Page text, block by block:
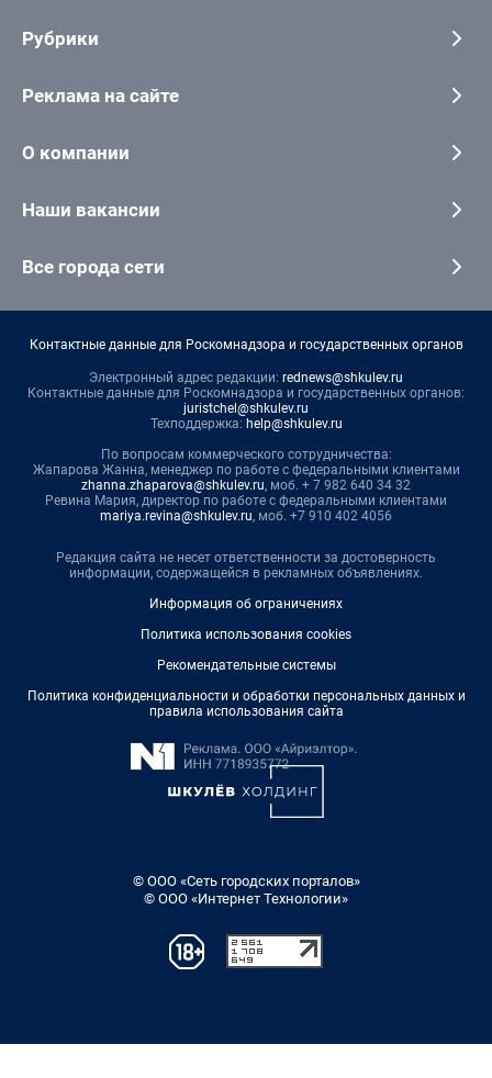
Рубрики
Реклама на сайте
О компании
Наши вакансии
Все города сети
Контактные данные для Роскомнадзора и государственных органов
Электронный адрес редакции: rednews@shkulev.ru
Контактные данные для Роскомнадзора и государственных органов:
juristchel@shkulev.ru
Техподдержка: help@shkulev.ru
По вопросам коммерческого сотрудничества:
Жапарова Жанна, менеджер по работе с федеральными клиентами
zhanna.zhaparova@shkulev.ru, моб. + 7 982 640 34 32
Ревина Мария, директор по работе с федеральными клиентами
mariya.revina@shkulev.ru, моб. +7 910 402 4056
Редакция сайта не несет ответственности за достоверность
информации, содержащейся в рекламных объявлениях.
Информация об ограничениях
Политика использования cookies
Рекомендательные системы
Политика конфиденциальности и обработки персональных данных и
правила использования сайта
© ООО «Сеть городских порталов»
© ООО «Интернет Технологии»